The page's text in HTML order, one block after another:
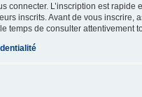
connecter. L’inscription est
inscrits. Avant de vous inscrire,
temps de consulter attentivement